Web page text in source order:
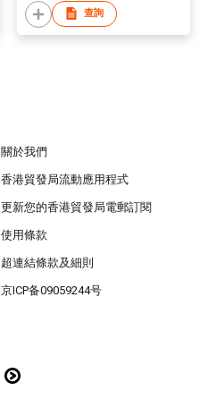
查詢
關於我們
香港貿發局流動應用程式
更新您的香港貿發局電郵訂閱
使用條款
超連結條款及細則
京ICP备09059244号